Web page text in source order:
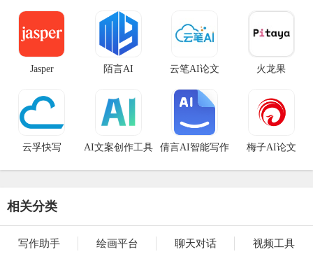
Jasper 陌言AI 云笔AI论文 火龙果
云孚快写 AI文案创作工具 倩言AI智能写作 梅子AI论文
相关分类
写作助手 绘画平台 聊天对话 视频工具